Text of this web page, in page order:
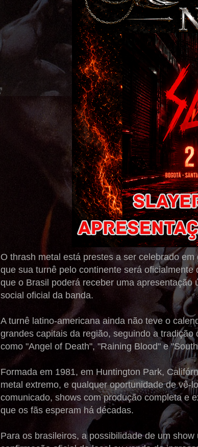
O thrash metal está prestes a ser celebrado
que sua turnê pelo continente será
que o Brasil poderá receber uma
social oficial da banda.
A turnê latino-americana ainda não teve o
grandes capitais da região, seguindo a
como "Angel of Death", "Raining Blood" e
Formada em 1981, em Huntington Park,
metal extremo, e qualquer oportunidade de vê-
comunicado, shows com produção completa e
que os fãs esperam há décadas.
Para os brasileiros, a possibilidade de um